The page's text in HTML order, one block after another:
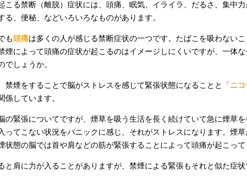
こる禁断（離脱）症状には、頭痛、眠気、イライラ、だるさ、集中
る、便秘、などいろいろなものがあります。
も頭痛は多くの人が感じる禁断症状の一つです。たばこを吸わない
煙によって頭痛の症状が起こるのはイメージしにくいですが、一体
でしょうか。
禁煙をすることで脳がストレスを感じて緊張状態になることと 「ニ
係しています。
の緊張についてですが、煙草を吸う生活を長く続けていて急に煙草
ってこない状況をパニックに感じ、それがストレスになります。煙草
状態の脳では首や肩などの筋が緊張することによって頭痛が起こって
と肩に力が入ることがありますが、禁煙による緊張もそれと似た症状